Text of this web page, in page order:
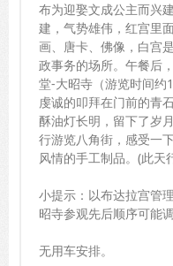
布为迎娶文成公主而兴
建，气势雄伟，红宫里
画、唐卡、佛像，白宫
政事务的场所。午餐后
堂-大昭寺（游览时间约
虔诚的叩拜在门前的青
酥油灯长明，留下了岁
行游览八角街，感受一
风情的手工制品。(此天
小提示：以布达拉宫管
昭寺参观先后顺序可能
无用车安排。